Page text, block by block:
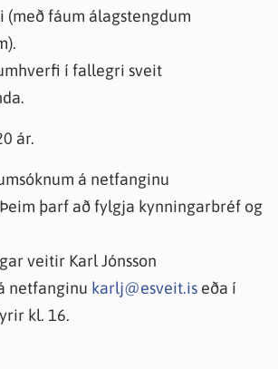
(með fáum álagstengdum
í fallegri sveit
ár.
á netfanginu
Þeim þarf að fylgja kynningarbréf og
veitir Karl Jónsson
netfanginu karlj@esveit.is eða í
kl. 16.